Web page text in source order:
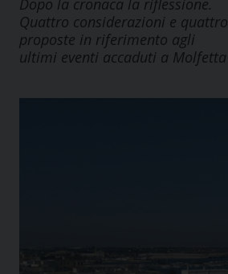
Dopo la cronaca la riflessione.
Quattro considerazioni e quattro
proposte in riferimento agli
ultimi eventi accaduti a Molfetta